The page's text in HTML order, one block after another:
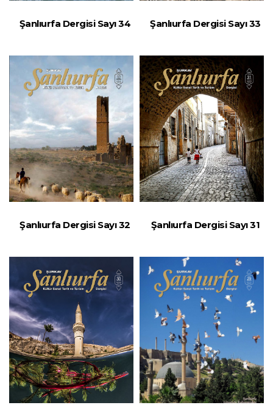
Şanlıurfa Dergisi Sayı 34 Şanlıurfa Dergisi Sayı 33
Şanlıurfa Dergisi Sayı 32 Şanlıurfa Dergisi Sayı 31